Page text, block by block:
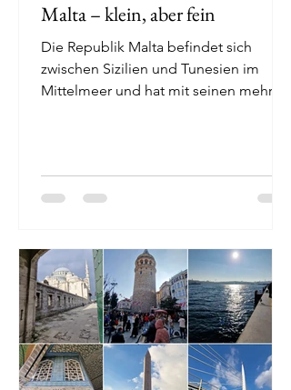
Malta – klein, aber fein
Die Republik Malta befindet sich
zwischen Sizilien und Tunesien im
Mittelmeer und hat mit seinen mehr als